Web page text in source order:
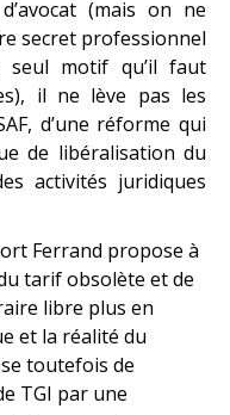
(mais on ne
secret professionnel
seul motif qu’il faut
il ne lève pas les
d’une réforme qui
de libéralisation du
activités juridiques
Ferrand propose à
tarif obsolète et de
libre plus en
et la réalité du
toutefois de
TGI par une